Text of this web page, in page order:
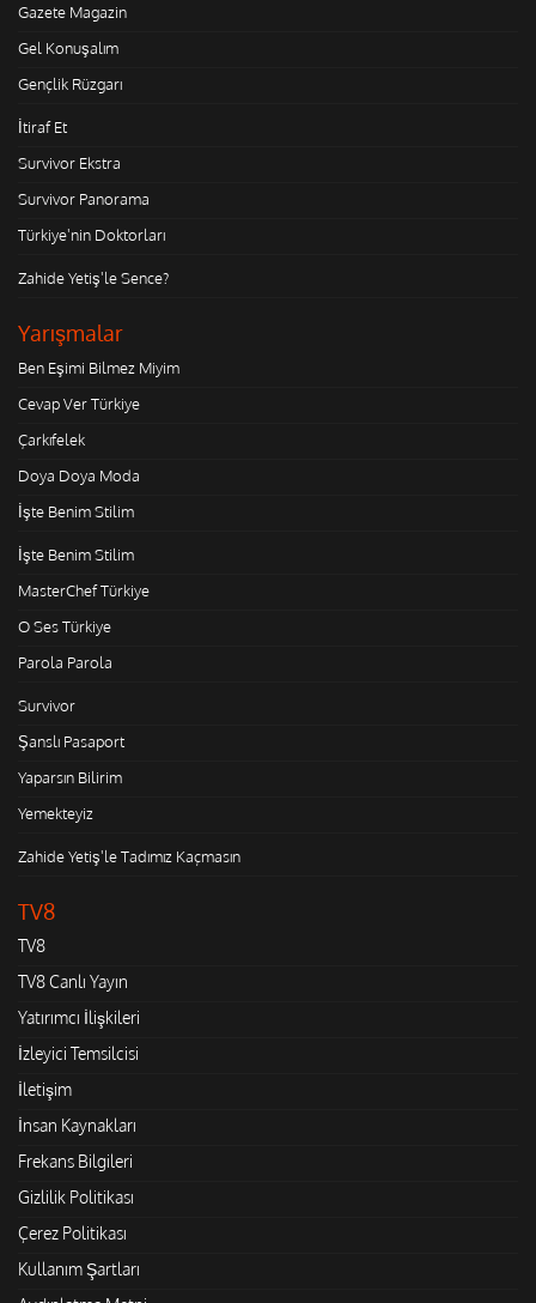
Gazete Magazin
Gel Konuşalım
Gençlik Rüzgarı
İtiraf Et
Survivor Ekstra
Survivor Panorama
Türkiye'nin Doktorları
Zahide Yetiş'le Sence?
Yarışmalar
Ben Eşimi Bilmez Miyim
Cevap Ver Türkiye
Çarkıfelek
Doya Doya Moda
İşte Benim Stilim
İşte Benim Stilim
MasterChef Türkiye
O Ses Türkiye
Parola Parola
Survivor
Şanslı Pasaport
Yaparsın Bilirim
Yemekteyiz
Zahide Yetiş'le Tadımız Kaçmasın
TV8
TV8
TV8 Canlı Yayın
Yatırımcı İlişkileri
İzleyici Temsilcisi
İletişim
İnsan Kaynakları
Frekans Bilgileri
Gizlilik Politikası
Çerez Politikası
Kullanım Şartları